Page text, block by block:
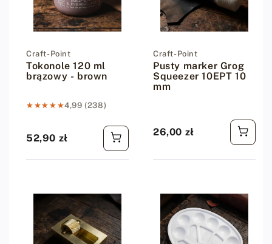
Dostawca:
Craft-Point
Tokonole 120 ml
brązowy - brown
★★★★★
★★★★★4,99 (238)
Cena regularna
52,90 zł
Dostawca:
Craft-Point
Pusty marker Grog
Squeezer 10EPT 10
mm
Cena regularna
26,00 zł